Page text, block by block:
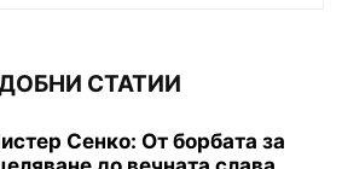
СТАТИИ
Сенко: От борбата за